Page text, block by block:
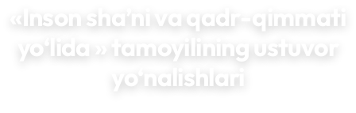
«Inson sha’ni va qadr-qimmati
yo‘lida » tamoyilining ustuvor
yo‘nalishlari